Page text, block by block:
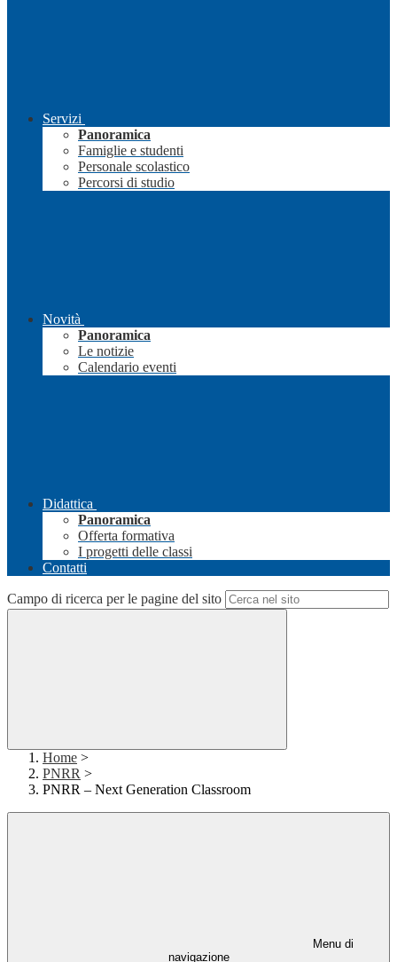
Servizi
Panoramica
Famiglie e studenti
Personale scolastico
Percorsi di studio
Novità
Panoramica
Le notizie
Calendario eventi
Didattica
Panoramica
Offerta formativa
I progetti delle classi
Contatti
Campo di ricerca per le pagine del sito
Home >
PNRR >
PNRR – Next Generation Classroom
Menu di
navigazione